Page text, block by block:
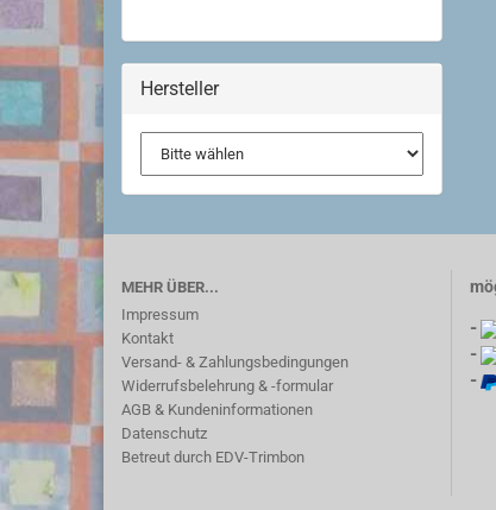
Hersteller
MEHR ÜBER...
Impressum
Kontakt
Versand- & Zahlungsbedingungen
Widerrufsbelehrung & -formular
AGB & Kundeninformationen
Datenschutz
Betreut durch EDV-Trimbon
-
-
-